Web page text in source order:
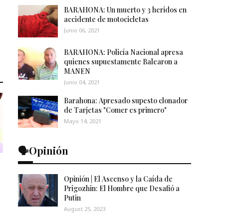
BARAHONA: Un muerto y 3 heridos en
accidente de motocicletas
Junio 06, 2021
BARAHONA: Policía Nacional apresa
quienes supuestamente Balearon a
MANEN
Junio 04, 2021
Barahona: Apresado supesto clonador
de Tarjetas "Comer es primero"
Mayo 14, 2021
🗣️Opinión
Opinión | El Ascenso y la Caída de
Prigozhin: El Hombre que Desafió a
Putin
August 25, 2023